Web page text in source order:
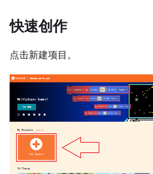
快速创作
点击新建项目。